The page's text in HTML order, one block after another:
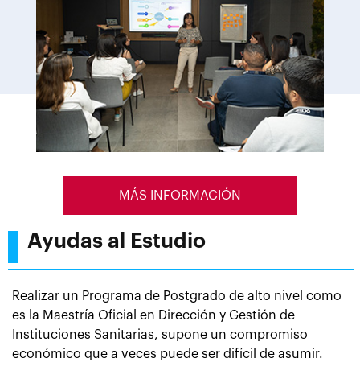
MÁS INFORMACIÓN
Ayudas al Estudio
Realizar un Programa de Postgrado de alto nivel como
es la Maestría Oficial en Dirección y Gestión de
Instituciones Sanitarias, supone un compromiso
económico que a veces puede ser difícil de asumir.